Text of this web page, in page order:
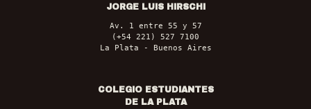
JORGE LUIS HIRSCHI
Av. 1 entre 55 y 57
(+54 221) 527 7100
La Plata - Buenos Aires
COLEGIO ESTUDIANTES
DE LA PLATA